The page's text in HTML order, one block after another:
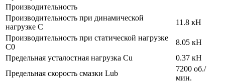
Производительность
Производительность при динамической
нагрузке C
11.8 кН
Производительность при статической нагрузке
C0
8.05 кН
Предельная усталостная нагрузка Cu
0.37 кН
Предельная скорость смазки Lub
7200 об./
мин.